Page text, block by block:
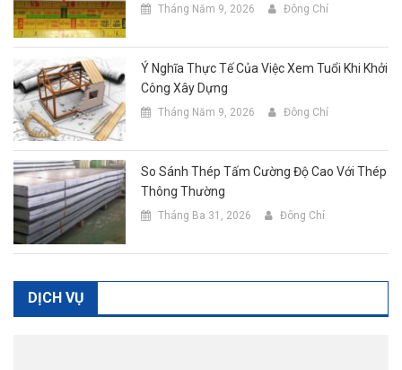
Tháng Năm 9, 2026 Đông Chí
Ý Nghĩa Thực Tế Của Việc Xem Tuổi Khi Khởi
Công Xây Dựng
Tháng Năm 9, 2026 Đông Chí
So Sánh Thép Tấm Cường Độ Cao Với Thép
Thông Thường
Tháng Ba 31, 2026 Đông Chí
DỊCH VỤ